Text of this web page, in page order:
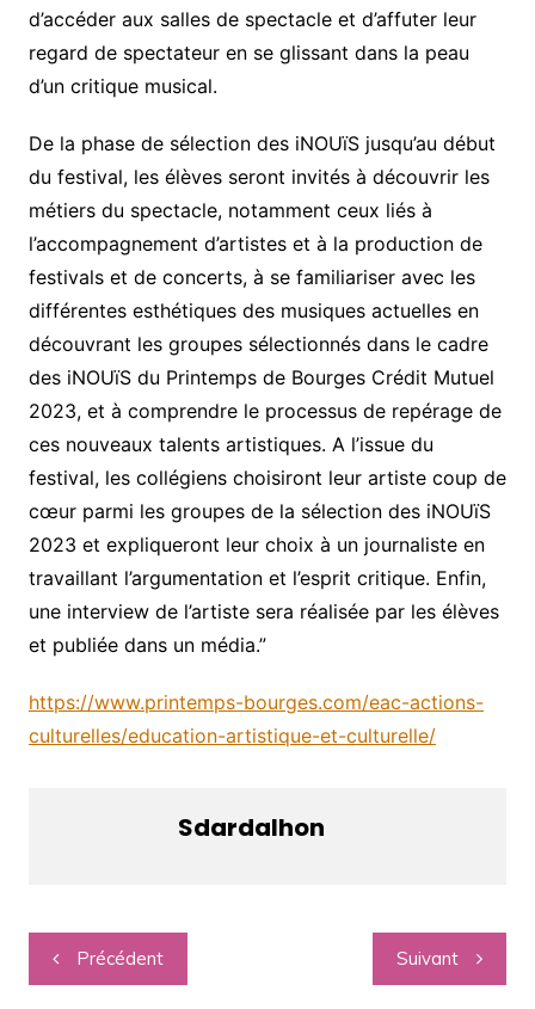
d’accéder aux salles de spectacle et d’affuter leur
regard de spectateur en se glissant dans la peau
d’un critique musical.
De la phase de sélection des iNOUïS jusqu’au début
du festival, les élèves seront invités à découvrir les
métiers du spectacle, notamment ceux liés à
l’accompagnement d’artistes et à la production de
festivals et de concerts, à se familiariser avec les
différentes esthétiques des musiques actuelles en
découvrant les groupes sélectionnés dans le cadre
des iNOUïS du Printemps de Bourges Crédit Mutuel
2023, et à comprendre le processus de repérage de
ces nouveaux talents artistiques. A l’issue du
festival, les collégiens choisiront leur artiste coup de
cœur parmi les groupes de la sélection des iNOUïS
2023 et expliqueront leur choix à un journaliste en
travaillant l’argumentation et l’esprit critique. Enfin,
une interview de l’artiste sera réalisée par les élèves
et publiée dans un média.”
https://www.printemps-bourges.com/eac-actions-
culturelles/education-artistique-et-culturelle/
Sdardalhon
Navigation
de
Précédent Suivant